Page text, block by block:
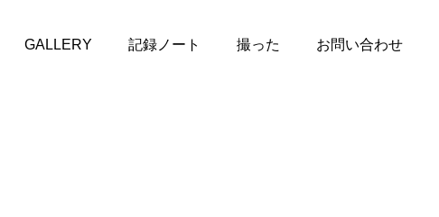
GALLERY 記録ノート 撮った お問い合わせ